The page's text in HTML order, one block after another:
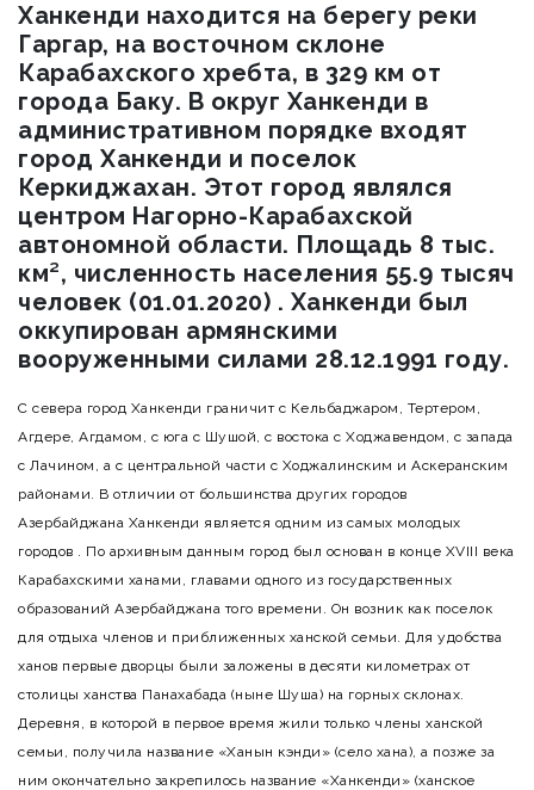
Ханкенди находится на берегу реки
Гаргар, на восточном склоне
Карабахского хребта, в 329 км от
города Баку. В округ Ханкенди в
административном порядке входят
город Ханкенди и поселок
Керкиджахан. Этот город являлся
центром Нагорно-Карабахской
автономной области. Площадь 8 тыс.
км², численность населения 55.9 тысяч
человек (01.01.2020) . Ханкенди был
оккупирован армянскими
вооруженными силами 28.12.1991 году.
С севера город Ханкенди граничит с Кельбаджаром, Тертером,
Агдере, Агдамом, с юга с Шушой, с востока с Ходжавендом, с запада
с Лачином, а с центральной части с Ходжалинским и Аскеранским
районами. В отличии от большинства других городов
Азербайджана Ханкенди является одним из самых молодых
городов . По архивным данным город был основан в конце XVIII века
Карабахскими ханами, главами одного из государственных
образований Азербайджана того времени. Он возник как поселок
для отдыха членов и приближенных ханской семьи. Для удобства
ханов первые дворцы были заложены в десяти километрах от
столицы ханства Панахабада (ныне Шуша) на горных склонах.
Деревня, в которой в первое время жили только члены ханской
семьи, получила название «Ханын кэнди» (село хана), а позже за
ним окончательно закрепилось название «Ханкенди» (ханское